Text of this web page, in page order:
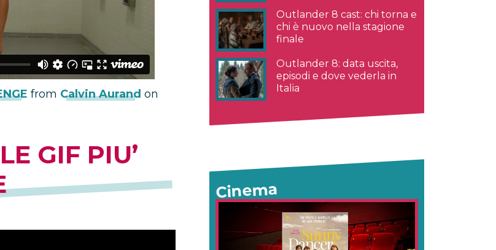
from Calvin Aurand on
GIF PIU’
Outlander 8 cast: chi torna e
chi è nuovo nella stagione
finale
Outlander 8: data uscita,
episodi e dove vederla in
Italia
Cinema